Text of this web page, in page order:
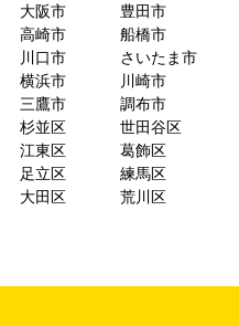
大阪市
豊田市
高崎市
船橋市
川口市
さいたま市
横浜市
川崎市
三鷹市
調布市
杉並区
世田谷区
江東区
葛飾区
足立区
練馬区
大田区
荒川区